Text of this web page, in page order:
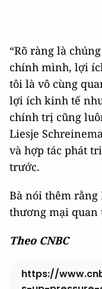
“Rõ ràng là
chính mình, lợi
tôi là vô cùng
lợi ích kinh tế
chính trị cũng
Liesje
và hợp tác phát
trước.
Bà nói thêm rằng
thương mại quan
Theo CNBC
https://